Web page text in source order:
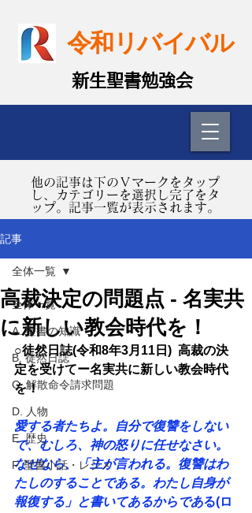
令和リバイバル
​新生聖書勉強会
​他の記事は下のＶマークをタップ
し、カテゴリーを選択し完了をタ
ップ。記事一覧が表示されます。
記事
全体一覧
A. 聖書の知識
B. 徒然日誌
C. 解散命令請求問題
D. 人物
E. 歴史
F. 聖書小話・レジメ
全体一覧
高裁決定の問題点 - 名実共
に新しい教会時代を！
○徒然日誌(令和8年3月11日)  高裁の決
定を受けてー名実共に新しい教会時代
を！
愛する者たちよ。自分で復讐をしない
で、むしろ、神の怒りに任せなさい。
なぜなら、「主が言われる。復讐はわ
たしのすることである。わたし自身が
報復する」と書いてあるからである(ロ